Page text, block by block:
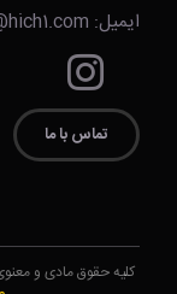
ایمیل: info@hich1.com
تماس با ما
کلیه حقوق مادی و